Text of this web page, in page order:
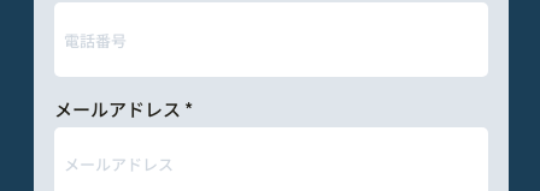
メールアドレス